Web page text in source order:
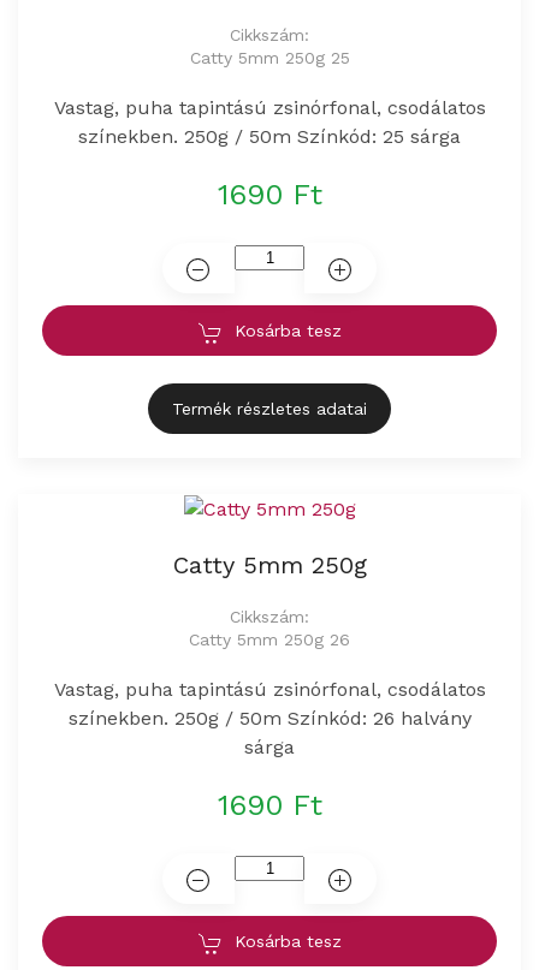
Cikkszám:
Catty 5mm 250g 25
Vastag, puha tapintású zsinórfonal, csodálatos
színekben. 250g / 50m Színkód: 25 sárga
1690 Ft
Kosárba tesz
Termék részletes adatai
Catty 5mm 250g
Cikkszám:
Catty 5mm 250g 26
Vastag, puha tapintású zsinórfonal, csodálatos
színekben. 250g / 50m Színkód: 26 halvány
sárga
1690 Ft
Kosárba tesz